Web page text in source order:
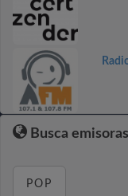
Busca
POP